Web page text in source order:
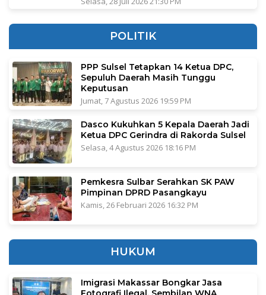
POLITIK
PPP Sulsel Tetapkan 14 Ketua DPC,
Sepuluh Daerah Masih Tunggu
Keputusan
Jumat, 7 Agustus 2026 19:59 PM
Dasco Kukuhkan 5 Kepala Daerah Jadi
Ketua DPC Gerindra di Rakorda Sulsel
Selasa, 4 Agustus 2026 18:16 PM
Pemkesra Sulbar Serahkan SK PAW
Pimpinan DPRD Pasangkayu
Kamis, 26 Februari 2026 16:32 PM
HUKUM
Imigrasi Makassar Bongkar Jasa